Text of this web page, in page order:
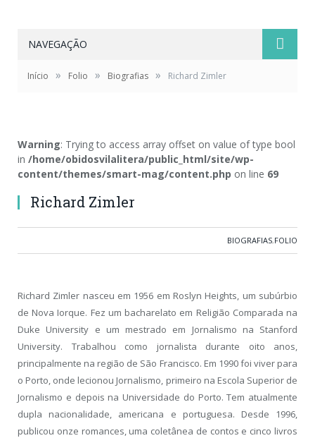
NAVEGAÇÃO
Início » Folio » Biografias » Richard Zimler
Warning: Trying to access array offset on value of type bool
in /home/obidosvilalitera/public_html/site/wp-
content/themes/smart-mag/content.php on line 69
Richard Zimler
BIOGRAFIAS,FOLIO
Richard Zimler nasceu em 1956 em Roslyn Heights, um subúrbio
de Nova Iorque. Fez um bacharelato em Religião Comparada na
Duke University e um mestrado em Jornalismo na Stanford
University. Trabalhou como jornalista durante oito anos,
principalmente na região de São Francisco. Em 1990 foi viver para
o Porto, onde lecionou Jornalismo, primeiro na Escola Superior de
Jornalismo e depois na Universidade do Porto. Tem atualmente
dupla nacionalidade, americana e portuguesa. Desde 1996,
publicou onze romances, uma coletânea de contos e cinco livros